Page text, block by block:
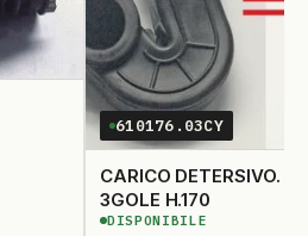
610176.03CY
CARICO DETERSIVO. D.35/55
3GOLE H.170
DISPONIBILE
DISPONIBILE